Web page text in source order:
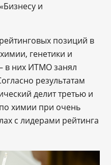
и
позиций в
генетики и
в них ИТМО занял
результатам
делит третью и
химии при очень
с лидерами рейтинга